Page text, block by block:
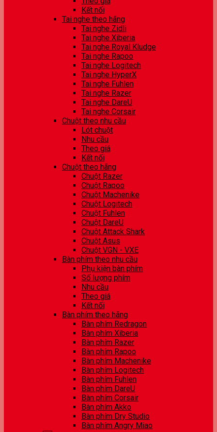
Kết nối
Tai nghe theo hãng
Tai nghe Zidli
Tai nghe Xiberia
Tai nghe Royal Kludge
Tai nghe Rapoo
Tai nghe Logitech
Tai nghe HyperX
Tai nghe Fuhlen
Tai nghe Razer
Tai nghe DareU
Tai nghe Corsair
Chuột theo nhu cầu
Lót chuột
Nhu cầu
Theo giá
Kết nối
Chuột theo hãng
Chuột Razer
Chuột Rapoo
Chuột Machenike
Chuột Logitech
Chuột Fuhlen
Chuột DareU
Chuột Attack Shark
Chuột Asus
Chuột VGN - VXE
Bàn phím theo nhu cầu
Phụ kiện bàn phím
Số lượng phím
Nhu cầu
Theo giá
Kết nối
Bàn phím theo hãng
Bàn phím Redragon
Bàn phím Xiberia
Bàn phím Razer
Bàn phím Rapoo
Bàn phím Machenike
Bàn phím Logitech
Bàn phím Fuhlen
Bàn phím DareU
Bàn phím Corsair
Bàn phím Akko
Bàn phím Dry Studio
Bàn phím Angry Miao